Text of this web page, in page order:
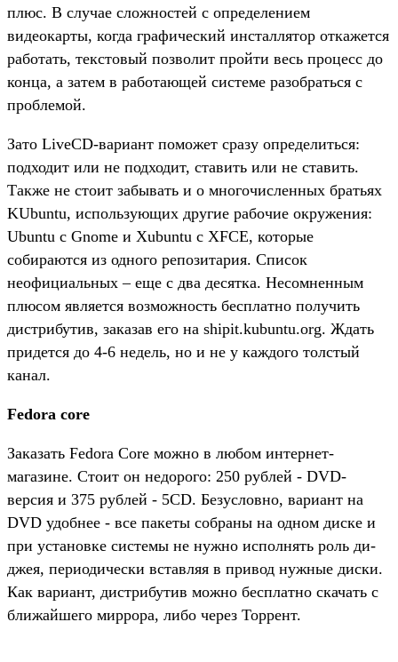
плюс. В случае сложностей с определением
видеокарты, когда графический инсталлятор откажется
работать, текстовый позволит пройти весь процесс до
конца, а затем в работающей системе разобраться с
проблемой.
Зато LiveCD-вариант поможет сразу определиться:
подходит или не подходит, ставить или не ставить.
Также не стоит забывать и о многочисленных братьях
KUbuntu, использующих другие рабочие окружения:
Ubuntu с Gnome и Xubuntu с XFCE, которые
собираются из одного репозитария. Список
неофициальных – еще с два десятка. Несомненным
плюсом является возможность бесплатно получить
дистрибутив, заказав его на shipit.kubuntu.org. Ждать
придется до 4-6 недель, но и не у каждого толстый
канал.
Fedora core
Заказать Fedora Core можно в любом интернет-
магазине. Стоит он недорого: 250 рублей - DVD-
версия и 375 рублей - 5CD. Безусловно, вариант на
DVD удобнее - все пакеты собраны на одном диске и
при установке системы не нужно исполнять роль ди-
джея, периодически вставляя в привод нужные диски.
Как вариант, дистрибутив можно бесплатно скачать с
ближайшего миррора, либо через Торрент.